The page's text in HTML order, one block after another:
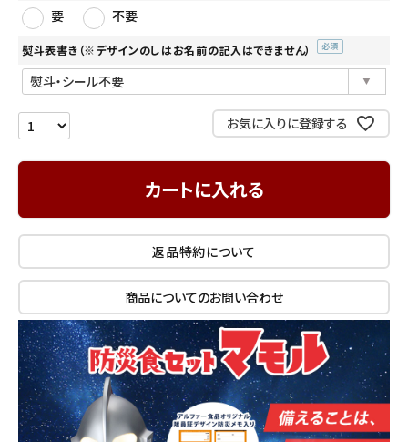
お問い合わせ
須)
要 不要
熨斗表書き（※デザインのしはお名前の記入はできません）
お気に入りに登録する
カートに入れる
返品特約について
商品についてのお問い合わせ